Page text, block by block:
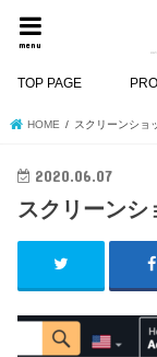
menu
TOP PAGE
HOME スクリーンシ
2020.06.07
スクリーンシ